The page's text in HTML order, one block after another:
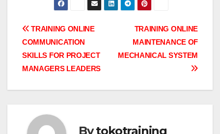
Post
navigation
TRAINING ONLINE
MAINTENANCE OF
MECHANICAL SYSTEM
TRAINING ONLINE
COMMUNICATION
SKILLS FOR PROJECT
MANAGERS LEADERS
Bytokotraining